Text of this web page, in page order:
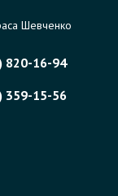
Шевченко
820-16-94
359-15-56